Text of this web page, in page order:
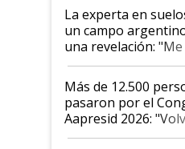
La experta en
un campo
una revelación: "Me
impresionó mucho"
Más de 12.500
pasaron por el
Aapresid 2026:
demostrar que